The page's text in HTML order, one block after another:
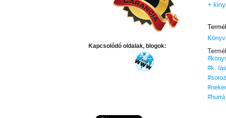
Kapcsolódó oldalak, blogok:
+
Könyv
#k.